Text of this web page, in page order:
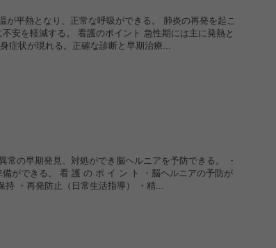
平熱となり、正常な呼吸ができる。 肺炎の再発を起こ
安を軽減する。 看護のポイント 急性期には主に発熱と
症状が現れる。正確な診断と早期治療...
常の早期発見、対処ができ脳ヘルニアを予防できる。 ・
ができる。 看 護 の ポ イ ン ト ・脳ヘルニアの予防が
持 ・再発防止（日常生活指導） ・精...